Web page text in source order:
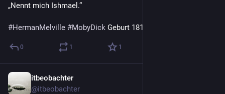
„Nennt mich Ishmael.“
#HermanMelville #MobyDick Geburt 1819
0 1 1
itbeobachter
@itbeobachter